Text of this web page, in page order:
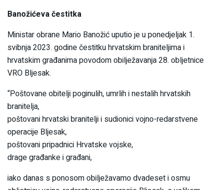
Banožićeva čestitka
Ministar obrane Mario Banožić uputio je u ponedjeljak 1.
svibnja 2023. godine čestitku hrvatskim braniteljima i
hrvatskim građanima povodom obilježavanja 28. obljetnice
VRO Bljesak.
“Poštovane obitelji poginulih, umrlih i nestalih hrvatskih
branitelja,
poštovani hrvatski branitelji i sudionici vojno-redarstvene
operacije Bljesak,
poštovani pripadnici Hrvatske vojske,
drage građanke i građani,
iako danas s ponosom obilježavamo dvadeset i osmu